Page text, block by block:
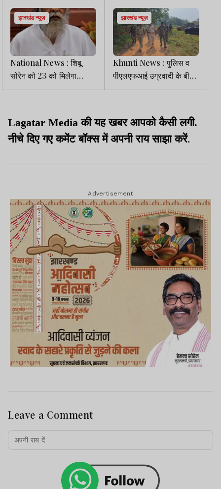
झारखंड न्यूज़
National News : शिबू
सोरेन को 23 को मिलेगा
पद्मभूषण सम्मान, सीएम हेमंत
झारखंड न्यूज़
Khunti News : पुलिस व
पीएलएफआई उग्रवादी के बीच
मुठभेड़, नक्सली श्रवण दास
Lagatar Media की यह खबर आपको कैसी लगी.
नीचे दिए गए कमेंट बॉक्स में अपनी राय साझा करें.
Advertisement
Leave a Comment